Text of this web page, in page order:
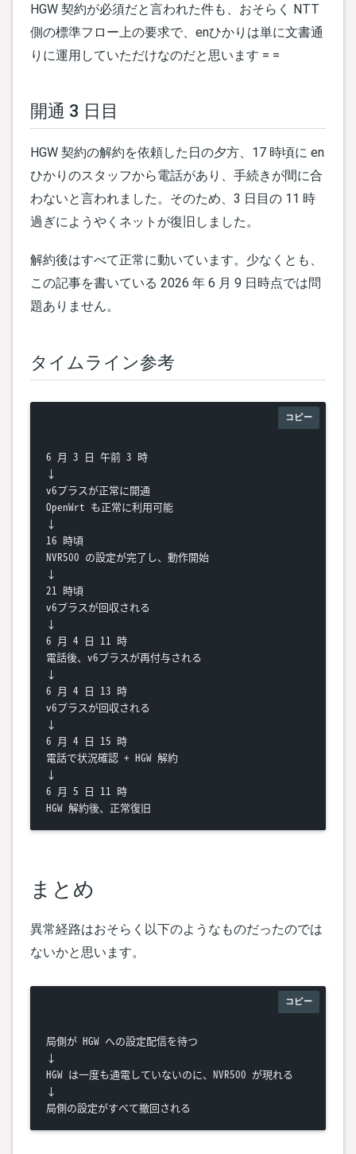
HGW 契約が必須だと言われた件も、おそらく NTT
側の標準フロー上の要求で、enひかりは単に文書通
りに運用していただけなのだと思います = =
開通 3 日目
HGW 契約の解約を依頼した日の夕方、17 時頃に en
ひかりのスタッフから電話があり、手続きが間に合
わないと言われました。そのため、3 日目の 11 時
過ぎにようやくネットが復旧しました。
解約後はすべて正常に動いています。少なくとも、
この記事を書いている 2026 年 6 月 9 日時点では問
題ありません。
タイムライン参考
コピー
6 月 3 日 午前 3 時
↓
v6プラスが正常に開通
OpenWrt も正常に利用可能
↓
16 時頃
NVR500 の設定が完了し、動作開始
↓
21 時頃
v6プラスが回収される
↓
6 月 4 日 11 時
電話後、v6プラスが再付与される
↓
6 月 4 日 13 時
v6プラスが回収される
↓
6 月 4 日 15 時
電話で状況確認 + HGW 解約
↓
6 月 5 日 11 時
まとめ
異常経路はおそらく以下のようなものだったのでは
ないかと思います。
コピー
局側が HGW への設定配信を待つ
↓
HGW は一度も通電していないのに、NVR500 が現れる
↓